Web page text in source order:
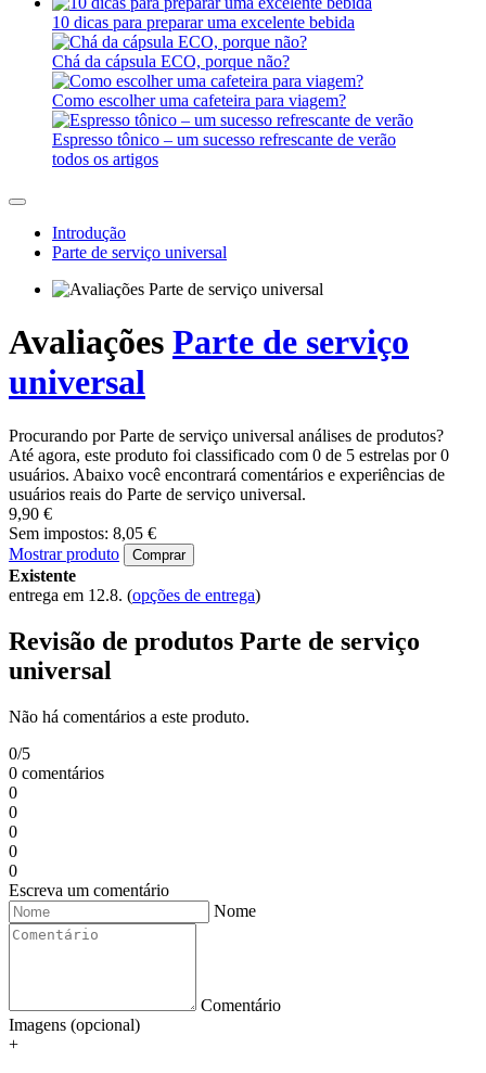
10 dicas para preparar uma excelente bebida
Chá da cápsula ECO, porque não?
Como escolher uma cafeteira para viagem?
Espresso tônico – um sucesso refrescante de verão
todos os artigos
Introdução
Parte de serviço universal
Avaliações Parte de serviço
universal
Procurando por Parte de serviço universal análises de produtos?
Até agora, este produto foi classificado com 0 de 5 estrelas por 0
usuários. Abaixo você encontrará comentários e experiências de
usuários reais do Parte de serviço universal.
9,90 €
Sem impostos: 8,05 €
Mostrar produto
Comprar
Existente
entrega em 12.8. (opções de entrega)
Revisão de produtos Parte de serviço
universal
Não há comentários a este produto.
0/5
0 comentários
0
0
0
0
0
Escreva um comentário
Nome
Comentário
Imagens (opcional)
+